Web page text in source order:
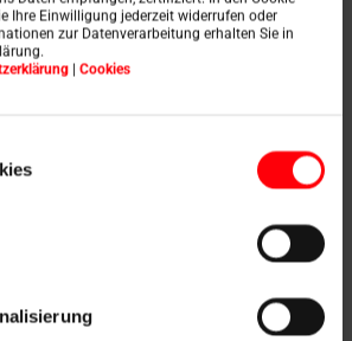
Ihre Einwilligung jederzeit widerrufen oder
zur Datenverarbeitung erhalten Sie in
| Cookies